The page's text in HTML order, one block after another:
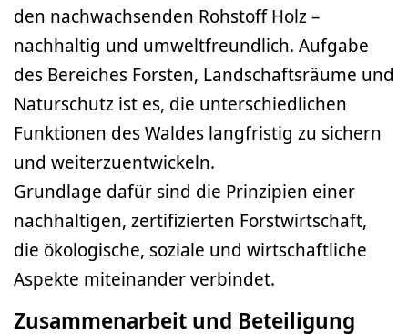
den nachwachsenden Rohstoff Holz –
nachhaltig und umweltfreundlich. Aufgabe
des Bereiches Forsten, Landschaftsräume und
Naturschutz ist es, die unterschiedlichen
Funktionen des Waldes langfristig zu sichern
und weiterzuentwickeln.
Grundlage dafür sind die Prinzipien einer
nachhaltigen, zertifizierten Forstwirtschaft,
die ökologische, soziale und wirtschaftliche
Aspekte miteinander verbindet.
Zusammenarbeit und Beteiligung